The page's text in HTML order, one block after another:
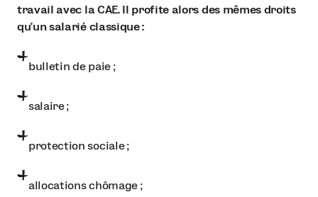
travail avec la CAE. Il profite alors des mêmes droits
qu’un salarié classique :
bulletin de paie ;
salaire ;
protection sociale ;
allocations chômage ;